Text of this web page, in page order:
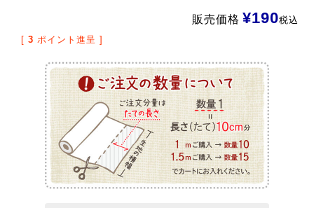
販売価格 ¥190税込
[ 3 ポイント進呈 ]